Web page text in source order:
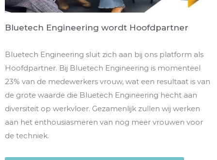
Bluetech Engineering wordt Hoofdpartner
Bluetech Engineering sluit zich aan bij ons platform als
Hoofdpartner. Bij Bluetech Engineering is momenteel
23% van de medewerkers vrouw, wat een resultaat is van
de grote waarde die Bluetech Engineering hecht aan
diversiteit op werkvloer. Gezamenlijk zullen wij werken
aan het enthousiasmeren van nog meer vrouwen voor
de techniek.